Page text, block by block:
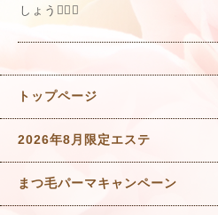
しょう💆‍♀️✨
トップページ
2026年8月限定エステ
まつ毛パーマキャンペーン